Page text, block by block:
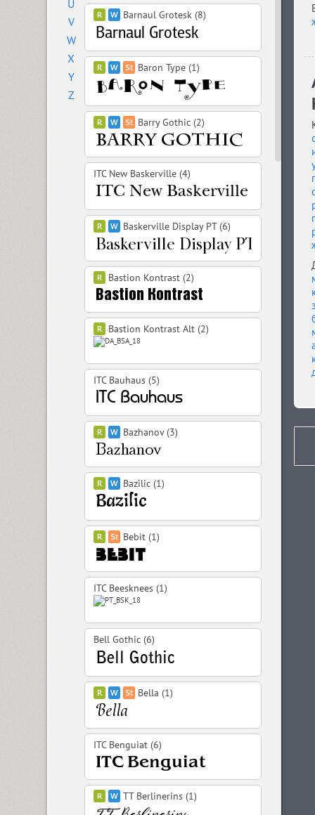
U
V
W
X
Y
Z
Barnaul Grotesk (8)
Baron Type (1)
Barry Gothic (2)
ITC New Baskerville (4)
Baskerville Display PT (6)
Bastion Kontrast (2)
Bastion Kontrast Alt (2)
ITC Bauhaus (5)
Bazhanov (3)
Bazilic (1)
Bebit (1)
ITC Beesknees (1)
Bell Gothic (6)
Bella (1)
ITC Benguiat (6)
TT Berlinerins (1)